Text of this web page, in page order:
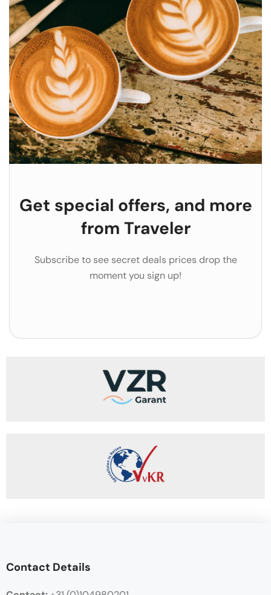
Get special offers, and more
from Traveler
Subscribe to see secret deals prices drop the
moment you sign up!
Contact Details